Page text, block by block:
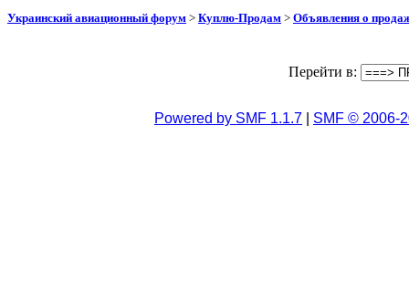
Украинский авиационный форум > Куплю-Продам > Объявления о
Перейти в:
Powered by SMF 1.1.7 SMF © 2006-